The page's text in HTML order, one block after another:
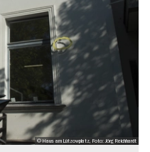
© Haus am Lützowplatz, Foto: Jörg Reichhardt